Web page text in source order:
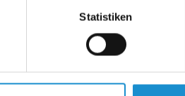
Statistiken